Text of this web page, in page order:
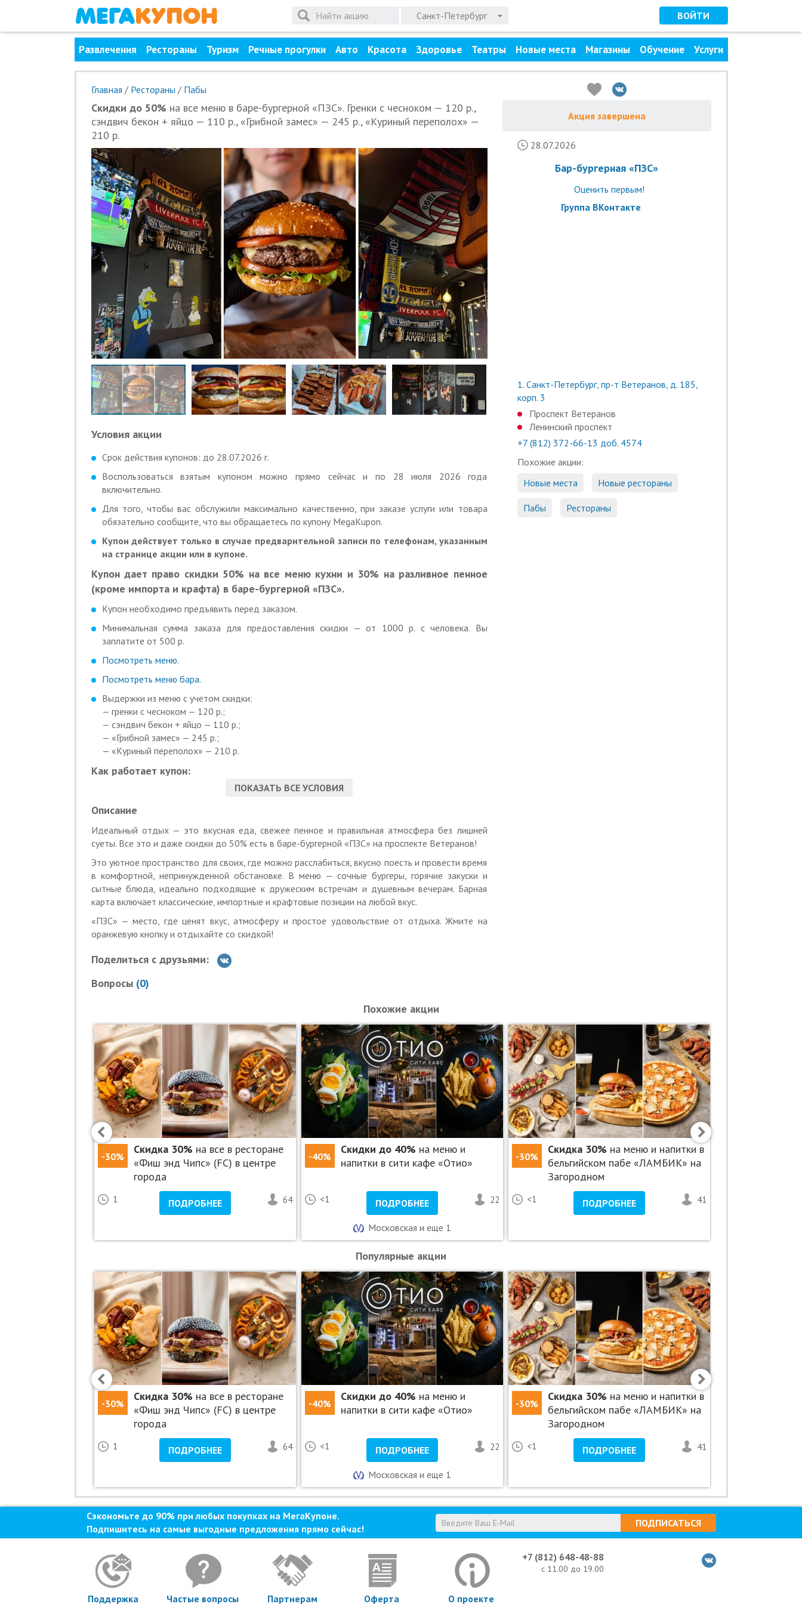
Санкт-Петербург ВОЙТИ
Развлечения Рестораны Туризм Речные прогулки Авто Красота Здоровье Театры Новые места Магазины Обучение Услуги
Главная / Рестораны / Пабы
Скидки до 50% на все меню в баре-бургерной «ПЗС». Гренки с чесноком — 120 р.,
сэндвич бекон + яйцо — 110 р., «Грибной замес» — 245 р., «Куриный переполох» —
210 р.
Условия акции
Срок действия купонов: до 28.07.2026 г.
Воспользоваться взятым купоном можно прямо сейчас и по 28 июля 2026 года
включительно.
Для того, чтобы вас обслужили максимально качественно, при заказе услуги или товара
обязательно сообщите, что вы обращаетесь по купону MegaKupon.
Купон действует только в случае предварительной записи по телефонам, указанным
на странице акции или в купоне.
Купон дает право скидки 50% на все меню кухни и 30% на разливное пенное
(кроме импорта и крафта) в баре-бургерной «ПЗС».
Купон необходимо предъявить перед заказом.
Минимальная сумма заказа для предоставления скидки — от 1000 р. с человека. Вы
заплатите от 500 р.
Посмотреть меню.
Посмотреть меню бара.
Выдержки из меню с учетом скидки:
— гренки с чесноком — 120 р.;
— сэндвич бекон + яйцо — 110 р.;
— «Грибной замес» — 245 р.;
— «Куриный переполох» — 210 р.
Как работает купон:
Действие купона распространяется на одного человека.
Вы можете взять не более 10 купонов по данной акции.
Скидка по купону не суммируется с другими скидками и спецпредложениями.
Для получения скидки необходимо предъявить неиспользованный ранее купон с уникальным
номером на экране телефона или в распечатанном виде.
Время работы: вс-чт: с 11:00 до 23:00, пт-сб: с 11:00 до 02:00.
Услуги (товары) предоставляются ИП Антонов Даниил Сергеевич, ОГРНИП
ПОКАЗАТЬ ВСЕ УСЛОВИЯ
Описание
Идеальный отдых — это вкусная еда, свежее пенное и правильная атмосфера без лишней
суеты. Все это и даже скидки до 50% есть в баре-бургерной «ПЗС» на проспекте Ветеранов!
Это уютное пространство для своих, где можно расслабиться, вкусно поесть и провести время
в комфортной, непринужденной обстановке. В меню — сочные бургеры, горячие закуски и
сытные блюда, идеально подходящие к дружеским встречам и душевным вечерам. Барная
карта включает классические, импортные и крафтовые позиции на любой вкус.
«ПЗС» — место, где ценят вкус, атмосферу и простое удовольствие от отдыха. Жмите на
оранжевую кнопку и отдыхайте со скидкой!
Поделиться с друзьями:
Вопросы (0)
Акция завершена
28.07.2026
Бар-бургерная «ПЗС»
Оценить первым!
Группа ВКонтакте
1. Санкт-Петербург, пр-т Ветеранов, д. 185,
корп. 3
Проспект Ветеранов
Ленинский проспект
+7 (812) 372-66-13 доб. 4574
Похожие акции:
Новые места
Новые рестораны
Пабы Рестораны
Похожие акции
-30%
Скидка 30% на все в ресторане
«Фиш энд Чипс» (FC) в центре
города
1 ПОДРОБНЕЕ 64
-40%
Скидки до 40% на меню и
напитки в сити кафе «Отио»
<1 ПОДРОБНЕЕ 22
Московская и еще 1
-30%
Скидка 30% на меню и напитки в
бельгийском пабе «ЛАМБИК» на
Загородном
<1 ПОДРОБНЕЕ 41
Популярные акции
-30%
Скидка 30% на все в ресторане
«Фиш энд Чипс» (FC) в центре
города
1 ПОДРОБНЕЕ 64
-40%
Скидки до 40% на меню и
напитки в сити кафе «Отио»
<1 ПОДРОБНЕЕ 22
Московская и еще 1
-30%
Скидка 30% на меню и напитки в
бельгийском пабе «ЛАМБИК» на
Загородном
<1 ПОДРОБНЕЕ 41
Сэкономьте до 90% при любых покупках на МегаКупоне.
Подпишитесь на самые выгодные предложения прямо сейчас!
ПОДПИСАТЬСЯ
+7 (812) 648-48-88
с 11.00 до 19.00
Поддержка Частые вопросы Партнерам Оферта О проекте